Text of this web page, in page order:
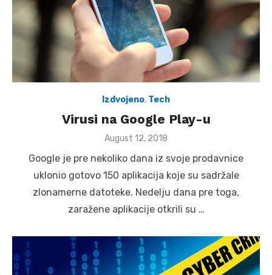
Izdvojeno, Tech
Virusi na Google Play-u
Posted
August 12, 2018
Google je pre nekoliko dana iz svoje prodavnice
uklonio gotovo 150 aplikacija koje su sadržale
zlonamerne datoteke. Nedelju dana pre toga,
zaražene aplikacije otkrili su …